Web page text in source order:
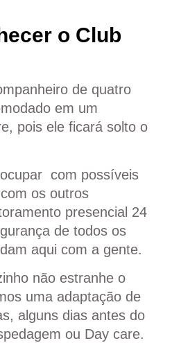
o Club
de quatro
em um
pois ele ficará solto o
com possíveis
os outros
presencial 24
de todos os
aqui com a gente.
não estranhe o
uma adaptação de
alguns dias antes do
ou Day care.